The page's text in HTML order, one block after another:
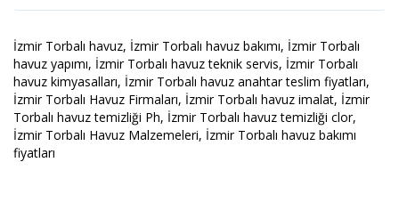
İzmir Torbalı havuz, İzmir Torbalı havuz bakımı, İzmir Torbalı
havuz yapımı, İzmir Torbalı havuz teknik servis, İzmir Torbalı
havuz kimyasalları, İzmir Torbalı havuz anahtar teslim fiyatları,
İzmir Torbalı Havuz Firmaları, İzmir Torbalı havuz imalat, İzmir
Torbalı havuz temizliği Ph, İzmir Torbalı havuz temizliği clor,
İzmir Torbalı Havuz Malzemeleri, İzmir Torbalı havuz bakımı
fiyatları